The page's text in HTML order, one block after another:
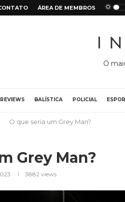
ÁREA DE MEMBROS
O
REVIEWS BALÍSTICA POLICIAL
O que seria um Grey Man?
Grey Man?
3882 views